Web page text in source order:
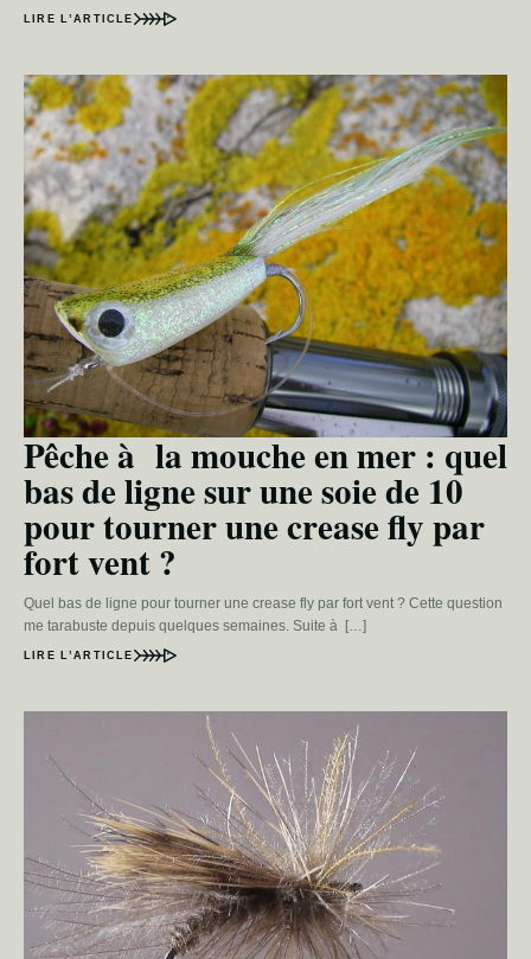
LIRE L’ARTICLE
Pêche à la mouche en mer : quel
bas de ligne sur une soie de 10
pour tourner une crease fly par
fort vent ?
Quel bas de ligne pour tourner une crease fly par fort vent ? Cette question
me tarabuste depuis quelques semaines. Suite à […]
LIRE L’ARTICLE